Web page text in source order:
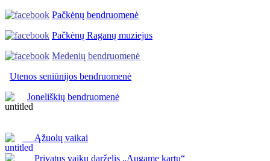
Pačkėnų bendruomenė
Pačkėnų Raganų muziejus
Medenių bendruomenė
Utenos seniūnijos bendruomenė
Joneliškių bendruomenė
Ąžuolų vaikai
Privatus vaikų darželis „Augame kartu“